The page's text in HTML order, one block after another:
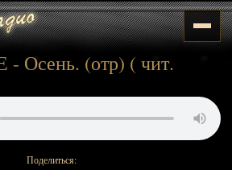
- Осень. (отр) ( чит.
Поделиться: